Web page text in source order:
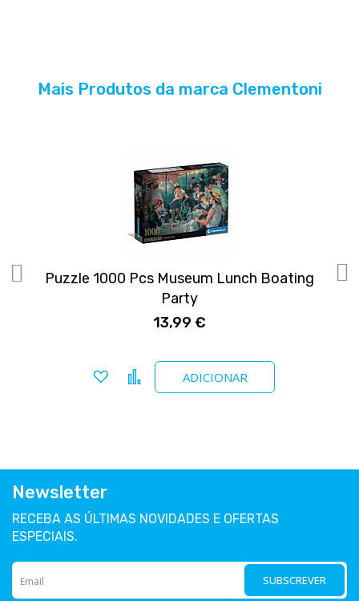
Mais Produtos da marca Clementoni
Puzzle 1000 Pcs Museum Lunch Boating
Party
13,99 €
ADICIONAR
Adicionar a favoritos
Comparar
Newsletter
RECEBA AS ÚLTIMAS NOVIDADES E OFERTAS
ESPECIAIS.
SUBSCREVER